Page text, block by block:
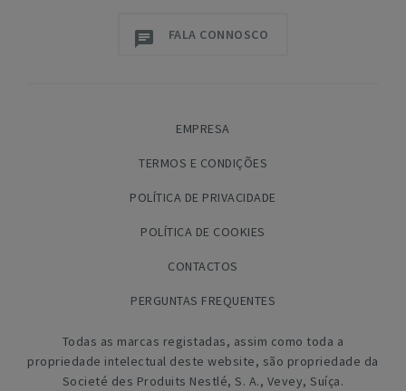
FALA CONNOSCO
EMPRESA
TERMOS E CONDIÇÕES
POLÍTICA DE PRIVACIDADE
POLÍTICA DE COOKIES
CONTACTOS
PERGUNTAS FREQUENTES
Todas as marcas registadas, assim como toda a
propriedade intelectual deste website, são propriedade da
Societé des Produits Nestlé, S. A., Vevey, Suíça.